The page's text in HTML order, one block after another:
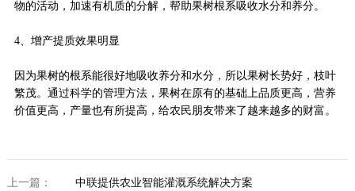
物的活动，加速有机质的分解，帮助果树根系吸收水分和养分。
4、增产提质效果明显
因为果树的根系能很好地吸收养分和水分，所以果树长势好，枝叶
繁茂。通过科学的管理方法，果树在原有的基础上品质更高，营养
价值更高，产量也有所提高，给农民朋友带来了越来越多的财富。
上一篇：
中联提供农业智能灌溉系统解决方案